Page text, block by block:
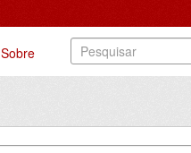
Sobre